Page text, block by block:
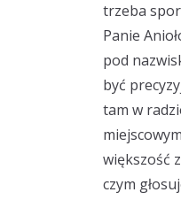
trzeba
Panie
pod
być
tam w
większość
czym